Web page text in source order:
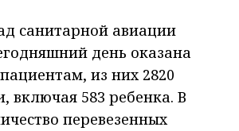
санитарной авиации
день оказана
из них 2820
включая 583 ребенка. В
перевезенных